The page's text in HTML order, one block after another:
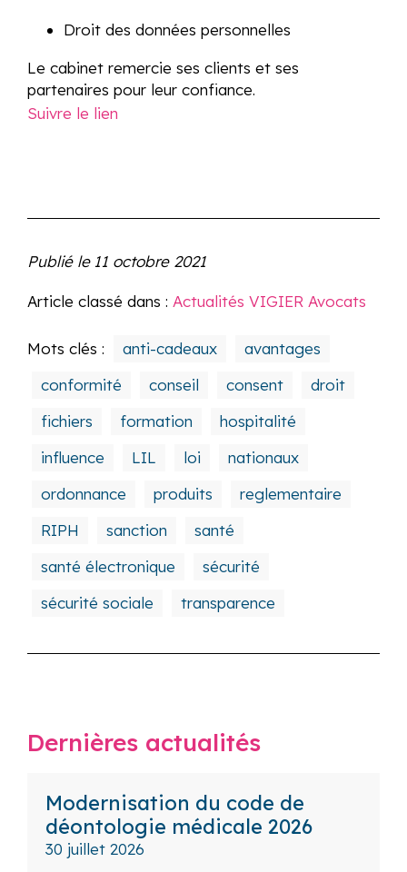
Droit des données personnelles
Le cabinet remercie ses clients et ses
partenaires pour leur confiance.
Suivre le lien
Publié le 11 octobre 2021
Article classé dans : Actualités VIGIER Avocats
Mots clés : anti-cadeaux
avantages
conformité
conseil consent
droit
fichiers
formation
hospitalité
influence
LIL loi
nationaux
ordonnance
produits
reglementaire
RIPH
sanction
santé
santé électronique
sécurité
sécurité sociale
transparence
Dernières actualités
Modernisation du code de
déontologie médicale 2026
30 juillet 2026